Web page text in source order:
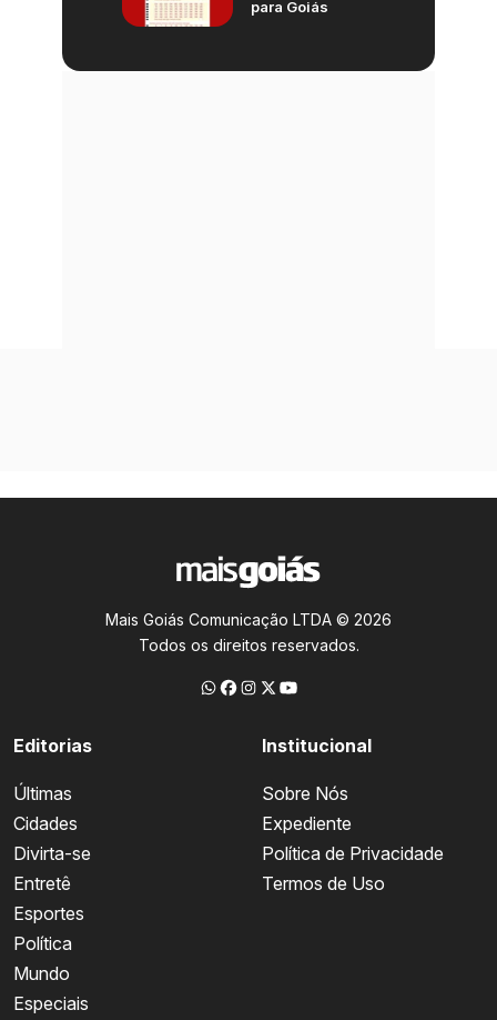
para Goiás
Mais Goiás Comunicação LTDA © 2026
Todos os direitos reservados.
Editorias
Últimas
Cidades
Divirta-se
Entretê
Esportes
Política
Mundo
Especiais
Institucional
Sobre Nós
Expediente
Política de Privacidade
Termos de Uso